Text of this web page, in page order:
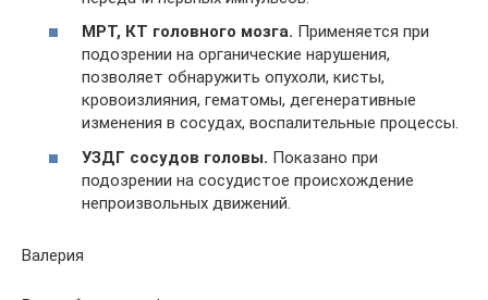
МРТ, КТ головного мозга. Применяется при
подозрении на органические нарушения,
позволяет обнаружить опухоли, кисты,
кровоизлияния, гематомы, дегенеративные
изменения в сосудах, воспалительные процессы.
УЗДГ сосудов головы. Показано при
подозрении на сосудистое происхождение
непроизвольных движений.
Валерия